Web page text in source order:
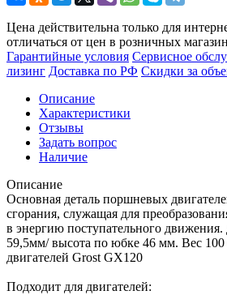
Цена действительна только для
отличаться от цен в розничных
Гарантийные условия Сервисное
лизинг Доставка по РФ Скидки за
Описание
Характеристики
Отзывы
Задать вопрос
Наличие
Описание
Основная деталь поршневых
сгорания, служащая для
в энергию поступательного
59,5мм/ высота по юбке 46 мм. Вес 100
двигателей Grost GX120
Подходит для двигателей: